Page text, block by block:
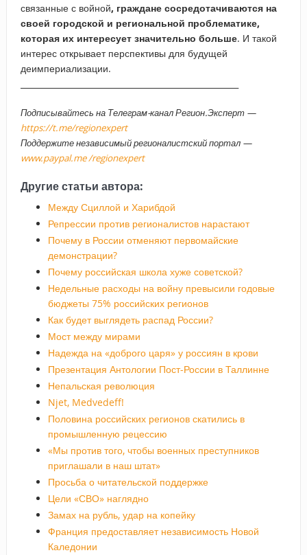
связанные с войной, граждане сосредотачиваются на
своей городской и региональной проблематике,
которая их интересует значительно больше. И такой
интерес открывает перспективы для будущей
деимпериализации.
Подписывайтесь на Телеграм-канал Регион.Эксперт —
https://t.me/regionexpert
Поддержите независимый регионалистский портал —
www.paypal.me /regionexpert
Другие статьи автора:
Между Сциллой и Харибдой
Репрессии против регионалистов нарастают
Почему в России отменяют первомайские
демонстрации?
Почему российская школа хуже советской?
Недельные расходы на войну превысили годовые
бюджеты 75% российских регионов
Как будет выглядеть распад России?
Мост между мирами
Надежда на «доброго царя» у россиян в крови
Презентация Антологии Пост-России в Таллинне
Непальская революция
Njet, Medvedeff!
Половина российских регионов скатились в
промышленную рецессию
«Мы против того, чтобы военных преступников
приглашали в наш штат»
Просьба о читательской поддержке
Цели «СВО» наглядно
Замах на рубль, удар на копейку
Франция предоставляет независимость Новой
Каледонии